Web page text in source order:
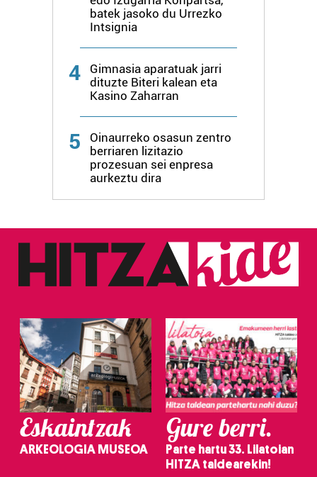
erabiltzen dituen hauta dezakezu.
bazkideen zerrenda, beren ustez zein helburutarako
duten interes legitimoa eta horren aurka nola egin
Lortu zure datu pertsonalak prozesatzeko moduari
buruzko informazio gehiago eta ezarri zure lehentasunak
datuen atalean. Edozein unetan alda edo ken dezakezu
Webgune honek cookie propioak eta hirugarrenen cookie-
fitxategiak erabiltzen ditu. Zure esperientzia eta
zerbitzuak hobetzeko asmoz, cookie teknologiaz
baliatzen gara. Ohar hau onartuz gero, teknologia hori
batek jasoko du Urrezko
Intsignia
4
Gimnasia aparatuak jarri
dituzte Biteri kalean eta
Kasino Zaharran
5
Oinaurreko osasun zentro
berriaren lizitazio
prozesuan sei enpresa
aurkeztu dira
Eskaintzak
ARKEOLOGIA MUSEOA
Gure berri.
Parte hartu 33. Lilatoian
HITZA taldearekin!